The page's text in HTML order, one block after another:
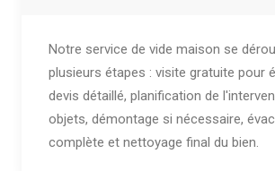
Notre service de vide maison se
plusieurs étapes : visite gratuite pour
devis détaillé, planification de
objets, démontage si nécessaire,
complète et nettoyage final du bien.